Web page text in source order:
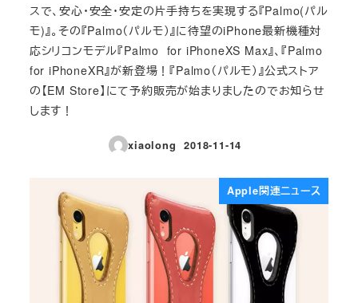
スで、安心・安全・安定の片手持ちを実現する『Palmo(パル
モ)』。その『Palmo（パルモ）』に待望のiPhone最新機種対
応シリコンモデル『Palmo for iPhoneXS Max』、『Palmo
for iPhoneXR』が新登場！『Palmo（パルモ）』公式ストア
の【EM Store】にて予約販売が始まりましたのでお知らせ
します！
xiaolong
投稿日
2018-11-14
Apple関連ニュース